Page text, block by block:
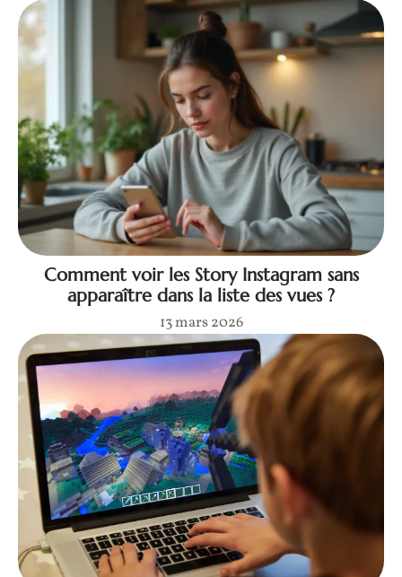
Comment voir les Story Instagram sans
apparaître dans la liste des vues ?
13 mars 2026